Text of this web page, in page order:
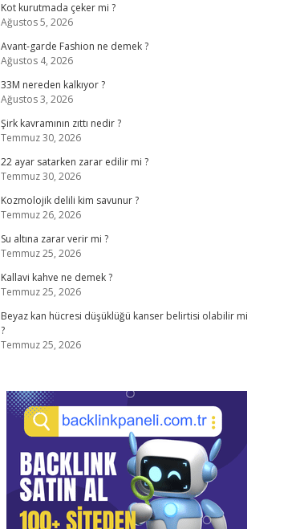
Kot kurutmada çeker mi ?
Ağustos 5, 2026
Avant-garde Fashion ne demek ?
Ağustos 4, 2026
33M nereden kalkıyor ?
Ağustos 3, 2026
Şirk kavramının zıttı nedir ?
Temmuz 30, 2026
22 ayar satarken zarar edilir mi ?
Temmuz 30, 2026
Kozmolojik delili kim savunur ?
Temmuz 26, 2026
Su altına zarar verir mi ?
Temmuz 25, 2026
Kallavi kahve ne demek ?
Temmuz 25, 2026
Beyaz kan hücresi düşüklüğü kanser belirtisi olabilir mi
?
Temmuz 25, 2026